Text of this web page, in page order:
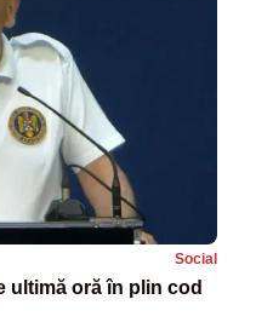
Social
ultimă oră în plin cod